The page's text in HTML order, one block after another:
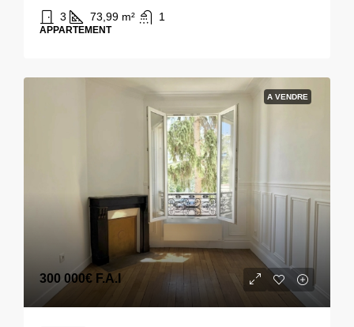
3 73,99 m² 1
APPARTEMENT
A VENDRE
300 000€ F.A.I